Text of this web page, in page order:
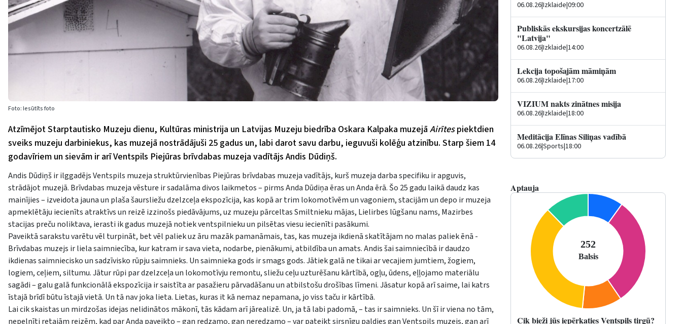
Foto: Iesūtīts foto
Atzīmējot Starptautisko Muzeju dienu, Kultūras ministrija un Latvijas Muzeju biedrība Oskara Kalpaka muzejā Airītespiektdien
sveiks muzeju darbiniekus, kas muzejā nostrādājuši 25 gadus un, labi darot savu darbu, ieguvuši kolēģu atzinību. Starp šiem 14
godavīriem un sievām ir arī Ventspils Piejūras brīvdabas muzeja vadītājs Andis Dūdiņš.
Andis Dūdiņš ir ilggadējs Ventspils muzeja struktūrvienības Piejūras brīvdabas muzeja vadītājs, kurš muzeja darba specifiku ir apguvis,
strādājot muzejā. Brīvdabas muzeja vēsture ir sadalāma divos laikmetos – pirms Anda Dūdiņa ēras un Anda ērā. Šo 25 gadu laikā daudz kas
mainījies – izveidota jauna un plaša šaursliežu dzelzceļa ekspozīcija, kas kopā ar trim lokomotīvēm un vagoniem, stacijām un depo ir muzeja
apmeklētāju iecienīts atraktīvs un reizē izzinošs piedāvājums, uz muzeju pārceltas Smiltnieku mājas, Lielirbes lūgšanu nams, Mazirbes
stacijas preču noliktava, ierasti ik gadus muzejā notiek ventspilnieku un pilsētas viesu iecienīti pasākumi.
Paveiktā sarakstu varētu vēl turpināt, bet vēl paliek uz āru mazāk pamanāmais, tas, kas muzeja ikdienā skatītājam no malas paliek ēnā -
Brīvdabas muzejs ir liela saimniecība, kur katram ir sava vieta, nodarbe, pienākumi, atbildība un amats. Andis šai saimniecībā ir daudzo
ikdienas saimniecisko un sadzīvisko rūpju saimnieks. Un saimnieka gods ir smags gods. Jātiek galā ne tikai ar vecajiem jumtiem, žogiem,
logiem, ceļiem, siltumu. Jātur rūpi par dzelzceļa un lokomotīvju remontu, sliežu ceļu uzturēšanu kārtībā, ogļu, ūdens, eļļojamo materiālu
sagādi – galu galā funkcionālā ekspozīcija ir saistīta ar pasažieru pārvadāšanu un atbilstošu drošības līmeni. Jāsatur kopā arī saime, lai katrs
īstajā brīdī būtu īstajā vietā. Un tā nav joka lieta. Lietas, kuras it kā nemaz nepamana, jo viss taču ir kārtībā.
Lai cik skaistas un mirdzošas idejas nelidinātos mākonī, tās kādam arī jārealizē. Un, ja tā labi padomā, – tas ir saimnieks. Un šī ir viena no tām,
nepelnīti retajām reizēm, kad par Anda paveikto – gan redzamo, gan neredzamo – var pateikt sirsnīgu paldies gan Ventspils muzejs, gan arī
06.08.26|Izklaide|09:00
Publiskās ekskursijas koncertzālē
"Latvija"
06.08.26|Izklaide|14:00
Lekcija topošajām māmiņām
06.08.26|Izklaide|17:00
VIZIUM nakts zinātnes misija
06.08.26|Izklaide|18:00
Meditācija Elīnas Siliņas vadībā
06.08.26|Sports|18:00
Aptauja
Cik bieži jūs iepērkaties Ventspils tirgū?